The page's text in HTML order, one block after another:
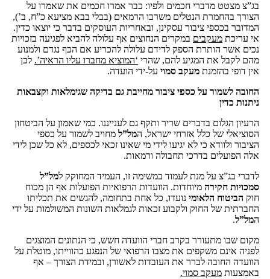
בג”צ מצטט מדברי חכמים ולפיו: כבר אמרו חכמים את שאמרו על
הצורך בהחמרת הנטלים משרבו הרמאים (בבלי בבא מציעא כ”ח, ב’),
המדובר בכספי ציבור עסקינן, ובאחריות העוסקים בדבר כי יוצאו כדין.
אי עריכת מעקבים במקרים הנחוצים אף עלולה להביא לפגיעה בזכויות
נכים אשר הותרת הספק לדידם עלולה להכריע אם הכף נגדם ולמנוע
מהם לקבל את המגיע להם, שהרי ‘המוציא מחברו עליו הראיה’. לכן
אין דופי בהזמנת מעקב סמוי על-ידי הועדה.
החובה לשמור על כספי ציבור מחייבת גם בדיקה שגימלאות וקצבאות
ניתנות כדין
הרעיון הגלום בדברים שריר ותקף גם לענייננו. כמי שאמון על הביטחון
הסוציאלי של כלל אזרחי ישראל, המל”ל מחויב לשמור על כספי
הציבור ולוודא כי לא יגיעו לידי מי שאינו זכאי לכספים, לא כל שכן לידי
אלה הפועלים בדרכי תחבולה ורמאות.
לדברי בג”צ על מנת לעמוד במשימה זו, העמיד המחוקק למל”ל
סמכויות חקירה מיוחדות. הוועדות הרפואיות הפועלות אף הן מכוח
חוק הביטוח הלאומי נועדו, כל אחת בתחומה, להגשים את תכליתו
החברתית של החוק ולקבוע זכאות לגמלאות השונות המשולמות על ידי
המל”ל.
מקום שבו מתעורר בקרב חברי הוועדה חשש, כי הנתונים המוצגים
לפניה אינם משקפים את מצבו הרפואי של הנפגע כהווייתו, מוטלת על
הוועדה החובה לברר את העובדות לאשורן, ובמידת הצורך – אף
באמצעות מעקב סמוי.